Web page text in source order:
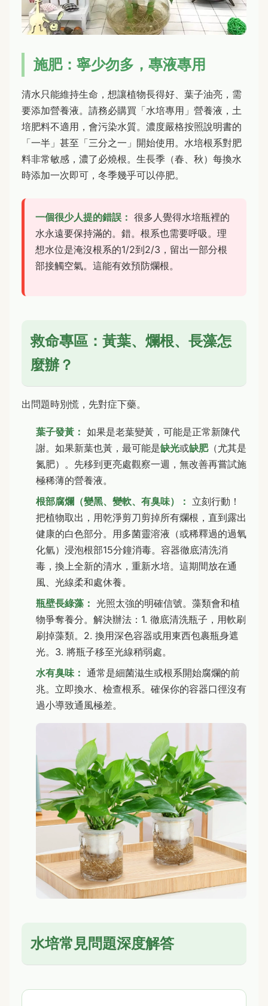
施肥：寧少勿多，專液專用
清水只能維持生命，想讓植物長得好、葉子油亮，需
要添加營養液。請務必購買「水培專用」營養液，土
培肥料不適用，會污染水質。濃度嚴格按照說明書的
「一半」甚至「三分之一」開始使用。水培根系對肥
料非常敏感，濃了必燒根。生長季（春、秋）每換水
時添加一次即可，冬季幾乎可以停肥。
一個很少人提的錯誤： 很多人覺得水培瓶裡的
水永遠要保持滿的。錯。根系也需要呼吸。理
想水位是淹沒根系的1/2到2/3，留出一部分根
部接觸空氣。這能有效預防爛根。
救命專區：黃葉、爛根、長藻怎
麼辦？
出問題時別慌，先對症下藥。
葉子發黃： 如果是老葉變黃，可能是正常新陳代
謝。如果新葉也黃，最可能是缺光或缺肥（尤其是
氮肥）。先移到更亮處觀察一週，無改善再嘗試施
極稀薄的營養液。
根部腐爛（變黑、變軟、有臭味）： 立刻行動！
把植物取出，用乾淨剪刀剪掉所有爛根，直到露出
健康的白色部分。用多菌靈溶液（或稀釋過的過氧
化氫）浸泡根部15分鐘消毒。容器徹底清洗消
毒，換上全新的清水，重新水培。這期間放在通
風、光線柔和處休養。
瓶壁長綠藻： 光照太強的明確信號。藻類會和植
物爭奪養分。解決辦法：1. 徹底清洗瓶子，用軟刷
刷掉藻類。2. 換用深色容器或用東西包裹瓶身遮
光。3. 將瓶子移至光線稍弱處。
水有臭味： 通常是細菌滋生或根系開始腐爛的前
兆。立即換水、檢查根系。確保你的容器口徑沒有
過小導致通風極差。
水培常見問題深度解答